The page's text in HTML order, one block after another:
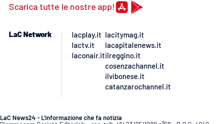
Scarica tutte le nostre app!
LaC Network
lacplay.it
lactv.it
laconair.it
lacitymag.it
lacapitalenews.it
ilreggino.it
cosenzachannel.it
ilvibonese.it
catanzarochannel.it
LaC News24 - L’informazione che fa notizia